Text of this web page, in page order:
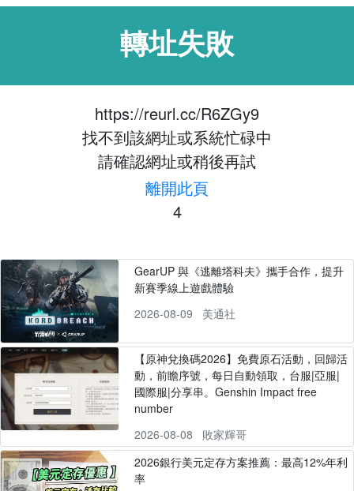
轉址失敗
https://reurl.cc/R6ZGy9
找不到該網址或系統忙碌中
請確認網址或稍後再試
離開此頁
4
GearUP 與《逃離塔科夫》攜手合作，提升
新賽季線上遊戲體驗
2026-08-09
美通社
【原神兌換碼2026】免費原石活動，回歸活
動，前瞻序號，每日自動領取，台服|亞服|
國際服|分享串。Genshin Impact free
number
2026-08-08
敗家輝哥
2026銀行美元定存方案推薦：最高12%年利
率